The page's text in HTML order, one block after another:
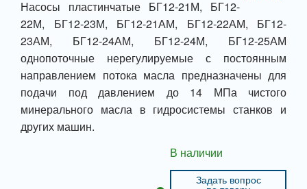
Насосы пластинчатые БГ12-21М, БГ12-
22М, БГ12-23М, БГ12-21АМ, БГ12-22АМ, БГ12-
23АМ, БГ12-24АМ, БГ12-24М, БГ12-25АМ
однопоточные нерегулируемые с постоянным
направлением потока масла предназначены для
подачи под давлением до 14 МПа чистого
минерального масла в гидросистемы станков и
других машин.
В наличии
Задать вопрос